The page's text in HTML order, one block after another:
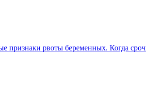
признаки рвоты беременных. Когда